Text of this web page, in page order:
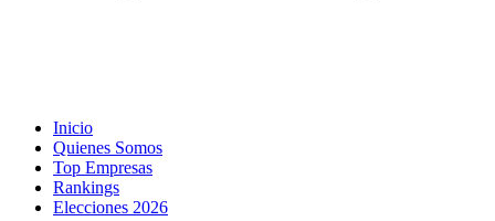
Inicio
Quienes Somos
Top Empresas
Rankings
Elecciones 2026